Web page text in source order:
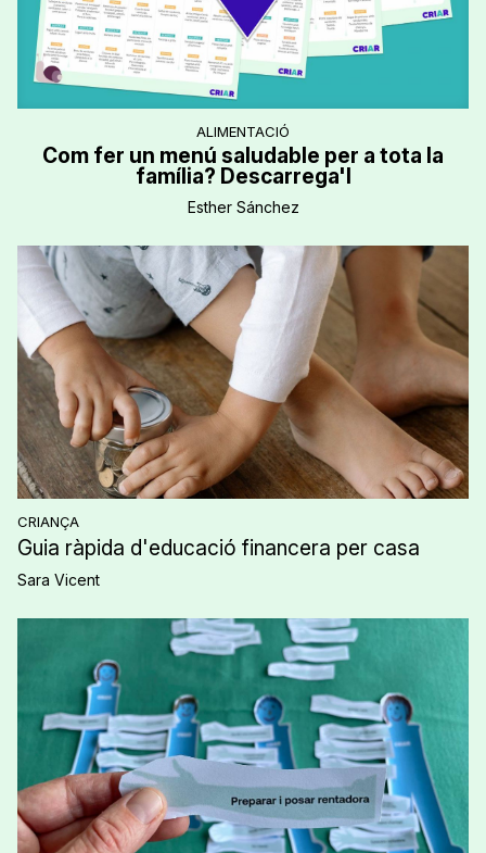
CRIANÇA
Guia ràpida d'educació financera per casa
Sara Vicent
ALIMENTACIÓ
Com fer un menú saludable per a tota la
família? Descarrega'l
Esther Sánchez